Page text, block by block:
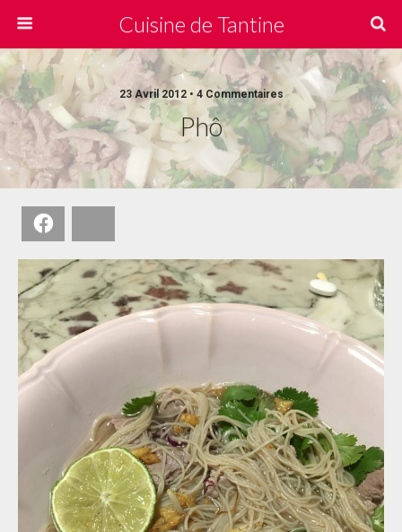
Cuisine de Tantine
23 Avril 2012 • 4 Commentaires
Phô